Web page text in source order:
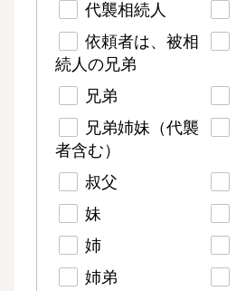
代襲相続人
依頼者は、被相
続人の兄弟
兄弟
兄弟姉妹（代襲
者含む）
叔父
妹
姉
姉弟